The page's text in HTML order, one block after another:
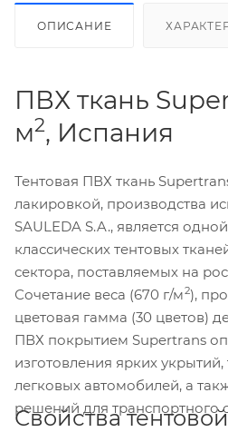
ОПИСАНИЕ
ПВХ ткань
м2, Испания
Тентовая ПВХ ткань
лакировкой, производства
SAULEDA S.A., является
классических тентовых
сектора, поставляемых на
Сочетание веса (670 г/м2),
цветовая гамма (30 цветов)
ПВХ покрытием Supertrans
изготовления ярких укрытий,
легковых автомобилей, а
решений для транспортного
Свойства